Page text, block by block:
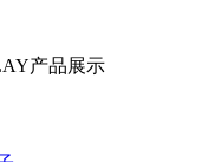
产品展示